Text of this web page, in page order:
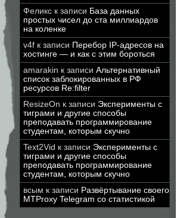
Феликс к записи База данных
простых чисел до ста миллиардов
на коленке
v4f к записи Перебор IP-адресов на
хостинге — и как с этим бороться
amarakin к записи Альтернативный
список заблокированных в РФ
ресурсов Re:filter
ResizeOn к записи Эксперименты с
тиграми и другие способы
преподавать программирование
студентам, которым скучно
Text2Vid к записи Эксперименты с
тиграми и другие способы
преподавать программирование
студентам, которым скучно
всым к записи Развёртывание своего
MTProxy Telegram со статистикой